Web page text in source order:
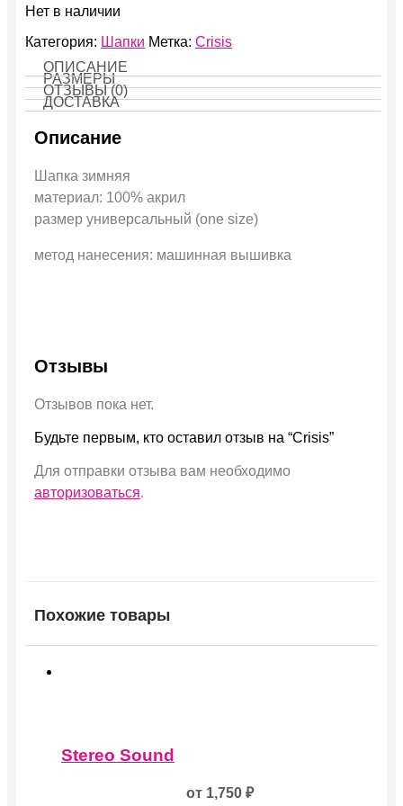
Нет в наличии
Категория: Шапки Метка: Crisis
ОПИСАНИЕ
РАЗМЕРЫ
ОТЗЫВЫ (0)
ДОСТАВКА
Описание
Шапка зимняя
материал: 100% акрил
размер универсальный (one size)
метод нанесения: машинная вышивка
Отзывы
Отзывов пока нет.
Будьте первым, кто оставил отзыв на “Crisis”
Для отправки отзыва вам необходимо
авторизоваться.
Похожие товары
товар
имеет
Stereo Sound
от 1,750 ₽